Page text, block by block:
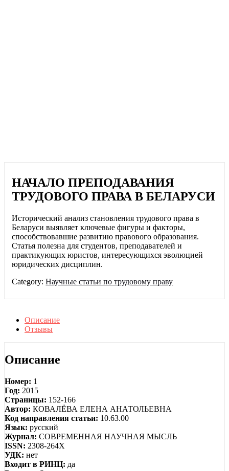
НАЧАЛО ПРЕПОДАВАНИЯ
ТРУДОВОГО ПРАВА В БЕЛАРУСИ
Исторический анализ становления трудового права в
Беларуси выявляет ключевые фигуры и факторы,
способствовавшие развитию правового образования.
Статья полезна для студентов, преподавателей и
практикующих юристов, интересующихся эволюцией
юридических дисциплин.
Category:Научные статьи по трудовому праву
Описание
Отзывы
Описание
Номер: 1
Год: 2015
Страницы: 152-166
Автор: КОВАЛЁВА ЕЛЕНА АНАТОЛЬЕВНА
Код направления статьи: 10.63.00
Язык: русский
Журнал: СОВРЕМЕННАЯ НАУЧНАЯ МЫСЛЬ
ISSN: 2308-264X
УДК: нет
Входит в РИНЦ: да